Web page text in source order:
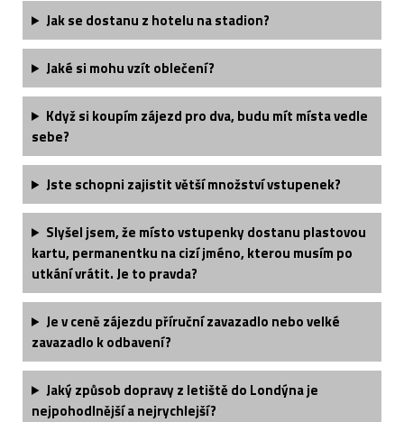
Jak se dostanu z hotelu na stadion?
Jaké si mohu vzít oblečení?
Když si koupím zájezd pro dva, budu mít místa vedle
sebe?
Jste schopni zajistit větší množství vstupenek?
Slyšel jsem, že místo vstupenky dostanu plastovou
kartu, permanentku na cizí jméno, kterou musím po
utkání vrátit. Je to pravda?
Je v ceně zájezdu příruční zavazadlo nebo velké
zavazadlo k odbavení?
Jaký způsob dopravy z letiště do Londýna je
nejpohodlnější a nejrychlejší?